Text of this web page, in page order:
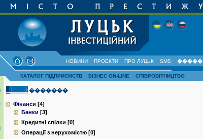
НОВИНИ ПРОЕКТИ ПРО ЛУЦЬК SMS �����
КАТАЛОГ ПІДПРИЄМСТВ БІЗНЕС ON-LINE СПІВРОБІТНИЦТВО
�������
Фінанси [4]
Банки [3]
Кредитні спілки [0]
Операції з нерухомістю [0]